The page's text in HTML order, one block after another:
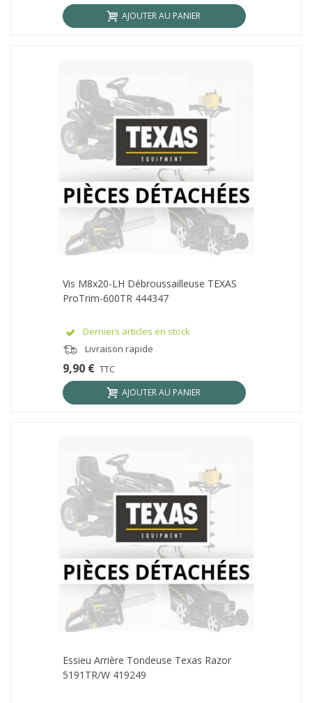
AJOUTER AU PANIER
Vis M8x20-LH Débroussailleuse TEXAS
ProTrim-600TR 444347
Derniers articles en stock
Livraison rapide
9,90 € TTC
AJOUTER AU PANIER
Essieu Arrière Tondeuse Texas Razor
5191TR/W 419249